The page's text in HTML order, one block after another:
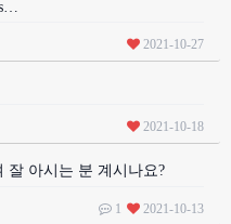
2021-10-27
2021-10-18
잘 아시는 분 계시나요?
1 2021-10-13